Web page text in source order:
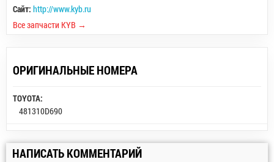
Сайт: http://www.kyb.ru
Все запчасти KYB →
ОРИГИНАЛЬНЫЕ НОМЕРА
TOYOTA:
481310D690
НАПИСАТЬ КОММЕНТАРИЙ